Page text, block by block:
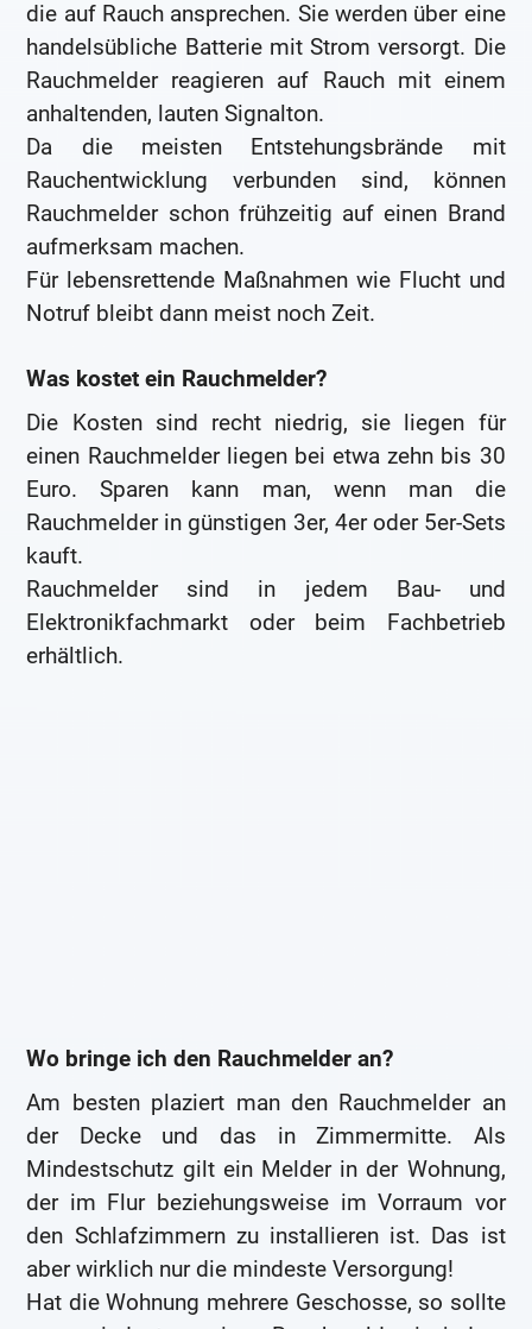
die auf Rauch ansprechen. Sie werden über eine
handelsübliche Batterie mit Strom versorgt. Die
Rauchmelder reagieren auf Rauch mit einem
anhaltenden, lauten Signalton.
Da die meisten Entstehungsbrände mit
Rauchentwicklung verbunden sind, können
Rauchmelder schon frühzeitig auf einen Brand
aufmerksam machen.
Für lebensrettende Maßnahmen wie Flucht und
Notruf bleibt dann meist noch Zeit.
Was kostet ein Rauchmelder?
Die Kosten sind recht niedrig, sie liegen für
einen Rauchmelder liegen bei etwa zehn bis 30
Euro. Sparen kann man, wenn man die
Rauchmelder in günstigen 3er, 4er oder 5er-Sets
kauft.
Rauchmelder sind in jedem Bau- und
Elektronikfachmarkt oder beim Fachbetrieb
erhältlich.
Wo bringe ich den Rauchmelder an?
Am besten plaziert man den Rauchmelder an
der Decke und das in Zimmermitte. Als
Mindestschutz gilt ein Melder in der Wohnung,
der im Flur beziehungsweise im Vorraum vor
den Schlafzimmern zu installieren ist. Das ist
aber wirklich nur die mindeste Versorgung!
Hat die Wohnung mehrere Geschosse, so sollte